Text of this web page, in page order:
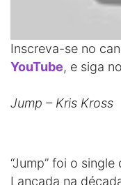
Inscreva-se no
YouTube, e siga no
Jump – Kris Kross
“Jump” foi o
Lançada na